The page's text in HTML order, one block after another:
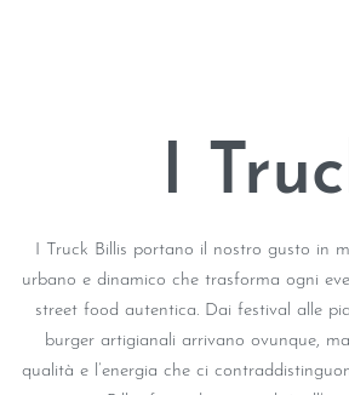
I
I Truck Billis portano il nostro gusto in
urbano e dinamico che trasforma ogni
street food autentica. Dai festival alle
burger artigianali arrivano ovunque,
qualità e l’energia che ci